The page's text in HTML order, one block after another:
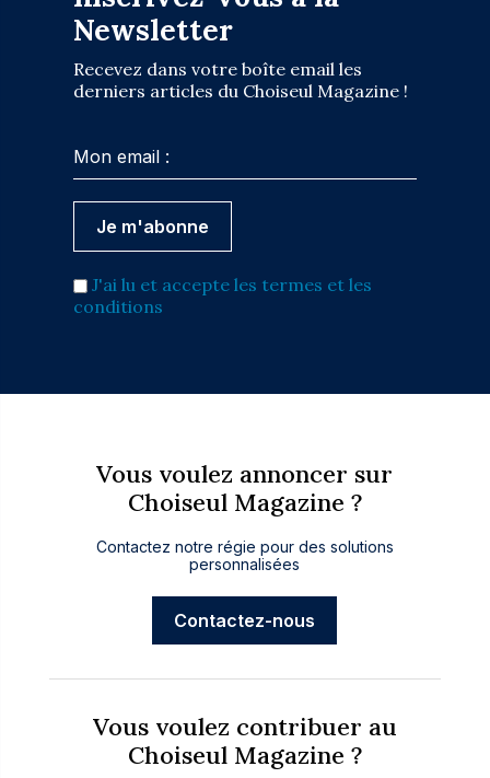
Newsletter
Recevez dans votre boîte email les
derniers articles du Choiseul Magazine !
J'ai lu et accepte les termes et les
conditions
Vous voulez annoncer sur
Choiseul Magazine ?
Contactez notre régie pour des solutions
personnalisées
Contactez-nous
Vous voulez contribuer au
Choiseul Magazine ?